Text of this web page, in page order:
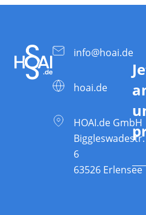
info@hoai.de
hoai.de
HOAI.de GmbH
Biggleswadestr.
6
63526 Erlensee